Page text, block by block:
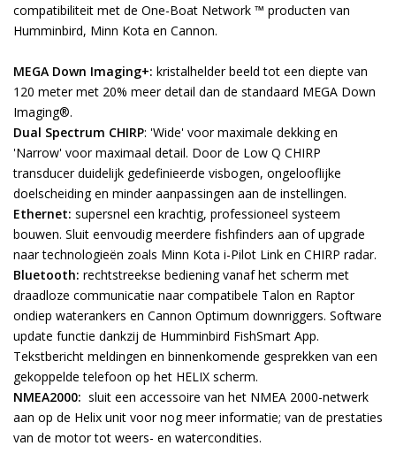
compatibiliteit met de One-Boat Network ™ producten van
Humminbird, Minn Kota en Cannon.
MEGA Down Imaging+: kristalhelder beeld tot een diepte van
120 meter met 20% meer detail dan de standaard MEGA Down
Imaging®.
Dual Spectrum CHIRP: 'Wide' voor maximale dekking en
'Narrow' voor maximaal detail. Door de Low Q CHIRP
transducer duidelijk gedefinieerde visbogen, ongelooflijke
doelscheiding en minder aanpassingen aan de instellingen.
Ethernet: supersnel een krachtig, professioneel systeem
bouwen. Sluit eenvoudig meerdere fishfinders aan of upgrade
naar technologieën zoals Minn Kota i-Pilot Link en CHIRP radar.
Bluetooth: rechtstreekse bediening vanaf het scherm met
draadloze communicatie naar compatibele Talon en Raptor
ondiep waterankers en Cannon Optimum downriggers. Software
update functie dankzij de Humminbird FishSmart App.
Tekstbericht meldingen en binnenkomende gesprekken van een
gekoppelde telefoon op het HELIX scherm.
NMEA2000: sluit een accessoire van het NMEA 2000-netwerk
aan op de Helix unit voor nog meer informatie; van de prestaties
van de motor tot weers- en watercondities.